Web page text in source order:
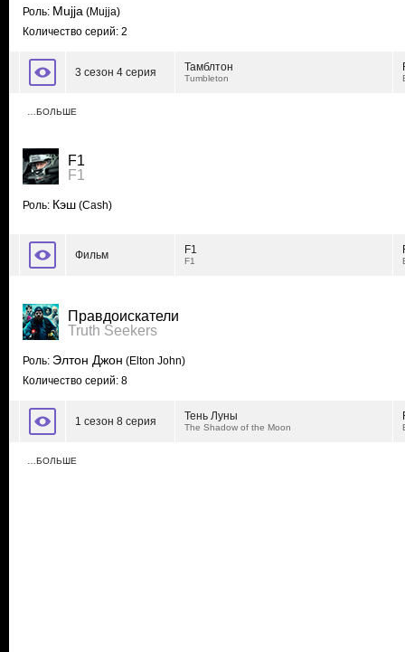
Роль: Mujja (Mujja)
Количество серий: 2
3 сезон 4 серия Тамблтон
Tumbleton
…БОЛЬШЕ
F1
F1
Роль: Кэш (Cash)
Фильм F1
F1
Правдоискатели
Truth Seekers
Роль: Элтон Джон (Elton John)
Количество серий: 8
1 сезон 8 серия Тень Луны
The Shadow of the Moon
…БОЛЬШЕ